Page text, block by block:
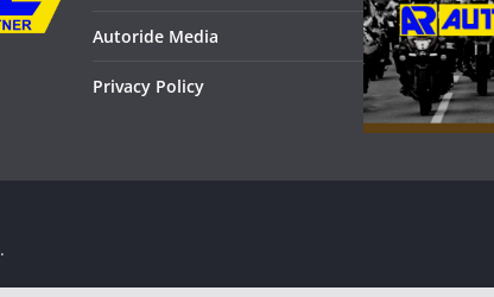
Autoride Media
Privacy Policy
.